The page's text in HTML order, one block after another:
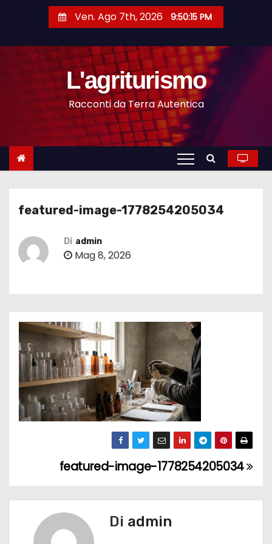
o
Ven. Ago 7th, 2026 9:50:15 PM
L'agriturismo
Racconti da Terra Autentica
featured-image-1778254205034
Di admin
Mag 8, 2026
a
featured-image-1778254205034
Di admin